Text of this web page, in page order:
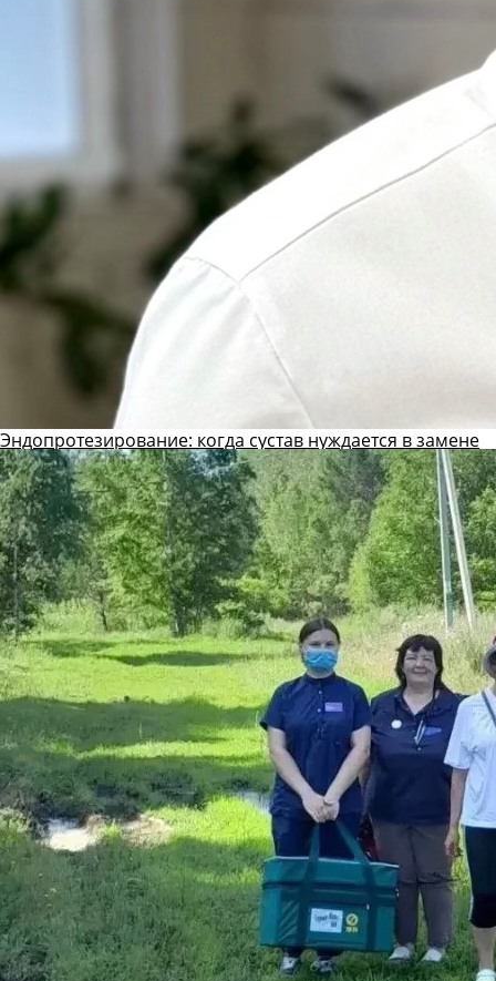
Эндопротезирование: когда сустав нуждается в замене